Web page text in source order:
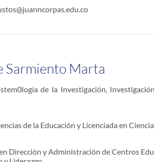
Sarmiento Marta
de la Investigación,
de la Educación y Licenciada en
Dirección y Administración de Centros